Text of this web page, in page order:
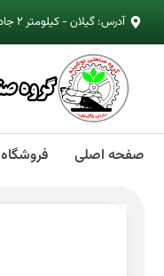
آدرس: گیلان - کیلومتر 2 جاده لنگرود به لاهیجان
صفحه اصلی فروشگاه